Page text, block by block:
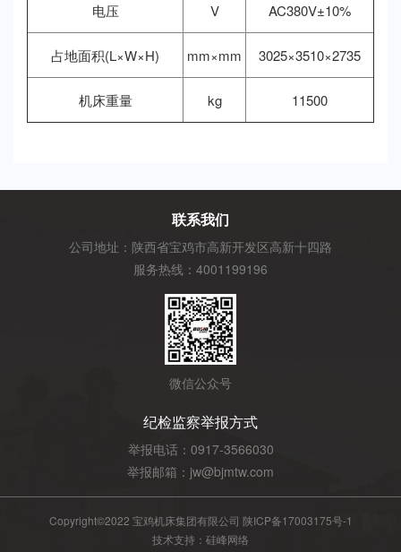
电压 V AC380V±10%
占地面积(L×W×H) mm×mm 3025×3510×2735
机床重量 kg 11500
联系我们
公司地址：陕西省宝鸡市高新开发区高新十四路
服务热线：4001199196
微信公众号
纪检监察举报方式
举报电话：0917-3566030
举报邮箱：jw@bjmtw.com
Copyright©2022 宝鸡机床集团有限公司 陕ICP备17003175号-1
技术支持： 硅峰网络